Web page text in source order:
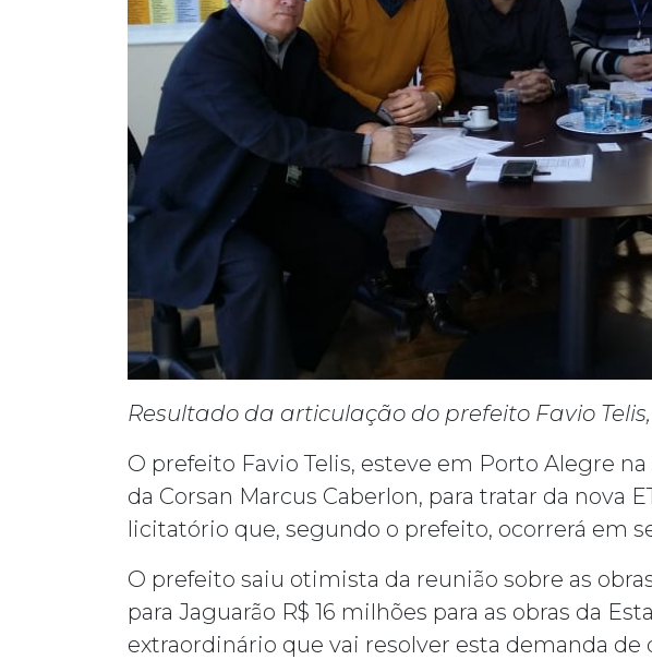
Resultado da articulação do prefeito Favio
O prefeito Favio Telis, esteve em Porto Alegre
da Corsan Marcus Caberlon, para tratar da nova
licitatório que, segundo o prefeito, ocorrerá em
O prefeito saiu otimista da reunião sobre as
para Jaguarão R$ 16 milhões para as obras da
extraordinário que vai resolver esta demanda de